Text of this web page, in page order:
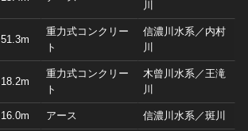
川
51.3m
重力式コンクリー
ト
信濃川水系／内村
川
18.2m
重力式コンクリー
ト
木曾川水系／王滝
川
16.0m アース 信濃川水系／斑川